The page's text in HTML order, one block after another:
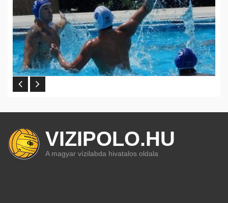
VIZIPOLO.HU
A magyar vízilabda hivatalos oldala